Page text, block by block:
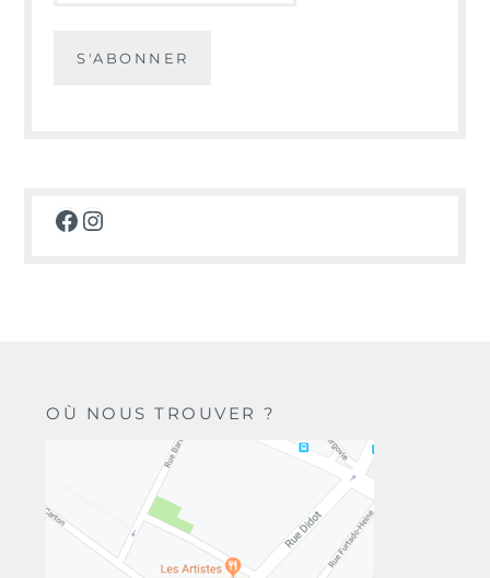
Facebook
Instagram
OÙ NOUS TROUVER ?